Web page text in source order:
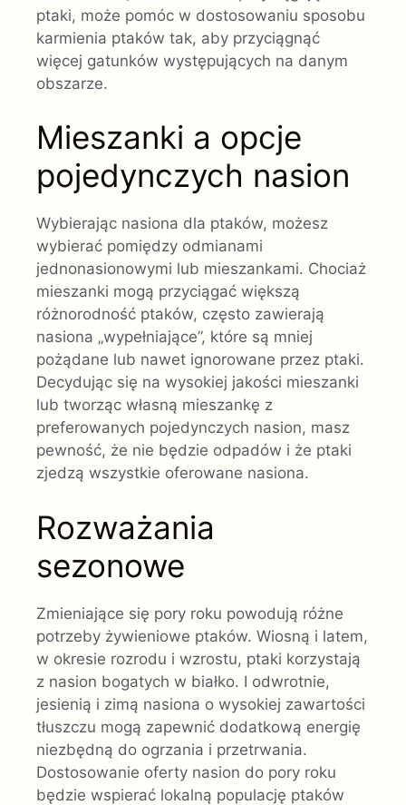
ptaki, może pomóc w dostosowaniu sposobu
karmienia ptaków tak, aby przyciągnąć
więcej gatunków występujących na danym
obszarze.
Mieszanki a opcje
pojedynczych nasion
Wybierając nasiona dla ptaków, możesz
wybierać pomiędzy odmianami
jednonasionowymi lub mieszankami. Chociaż
mieszanki mogą przyciągać większą
różnorodność ptaków, często zawierają
nasiona „wypełniające”, które są mniej
pożądane lub nawet ignorowane przez ptaki.
Decydując się na wysokiej jakości mieszanki
lub tworząc własną mieszankę z
preferowanych pojedynczych nasion, masz
pewność, że nie będzie odpadów i że ptaki
zjedzą wszystkie oferowane nasiona.
Rozważania
sezonowe
Zmieniające się pory roku powodują różne
potrzeby żywieniowe ptaków. Wiosną i latem,
w okresie rozrodu i wzrostu, ptaki korzystają
z nasion bogatych w białko. I odwrotnie,
jesienią i zimą nasiona o wysokiej zawartości
tłuszczu mogą zapewnić dodatkową energię
niezbędną do ogrzania i przetrwania.
Dostosowanie oferty nasion do pory roku
będzie wspierać lokalną populację ptaków